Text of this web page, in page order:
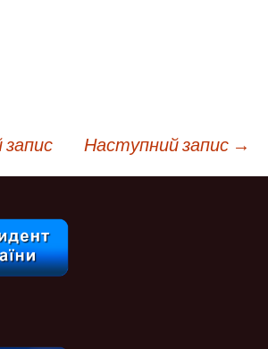
запис Наступний запис →